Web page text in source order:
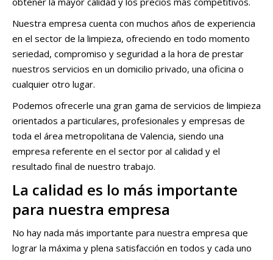
Nuestra empresa cuenta con muchos años de experiencia
en el sector de la limpieza, ofreciendo en todo momento
seriedad, compromiso y seguridad a la hora de prestar
nuestros servicios en un domicilio privado, una oficina o
cualquier otro lugar.
Podemos ofrecerle una gran gama de servicios de limpieza
orientados a particulares, profesionales y empresas de
toda el área metropolitana de Valencia, siendo una
empresa referente en el sector por al calidad y el
resultado final de nuestro trabajo.
La calidad es lo más importante
para nuestra empresa
No hay nada más importante para nuestra empresa que
lograr la máxima y plena satisfacción en todos y cada uno